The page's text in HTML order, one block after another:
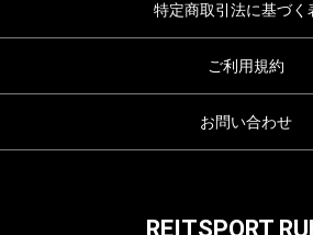
特定商取引法に基づく
ご利用規約
お問い合わせ
REITSPORT